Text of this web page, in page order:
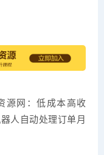
源网：低成本高收
人自动处理订单月